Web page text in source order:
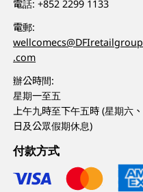
電話:+852 2299 1133
電郵:
wellcomecs@DFIretailgroup
.com
辦公時間:
星期一至五
上午九時至下午五時 (星期六、
日及公眾假期休息)
付款方式